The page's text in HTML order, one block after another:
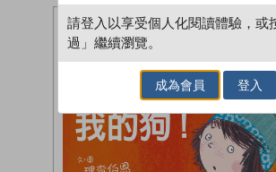
請登入以享受個人化閱讀體驗，或
過」繼續瀏覽。
成為會員 登入